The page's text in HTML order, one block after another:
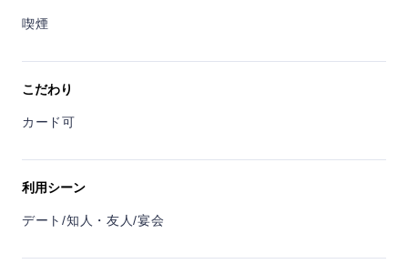
喫煙
こだわり
カード可
利用シーン
デート/知人・友人/宴会